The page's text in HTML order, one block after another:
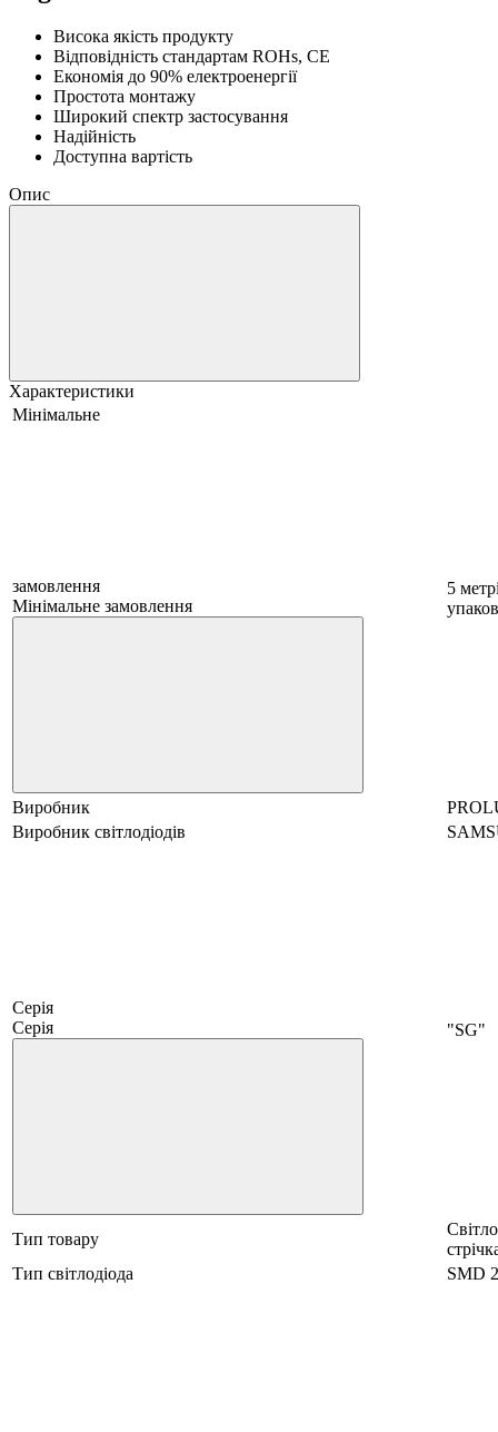
Висока якість продукту
Відповідність стандартам ROHs, CE
Економія до 90% електроенергії
Простота монтажу
Широкий спектр застосування
Надійність
Доступна вартість
Опис
Характеристики
Мінімальне
замовлення
Мінімальне замовлення
5
Виробник
Виробник світлодіодів
Серія
Серія
"SG"
Тип товару
Тип світлодіода
SMD